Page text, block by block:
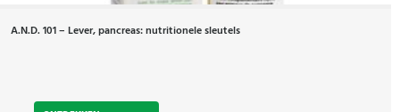
A.N.D. 101 – Lever, pancreas: nutritionele sleutels